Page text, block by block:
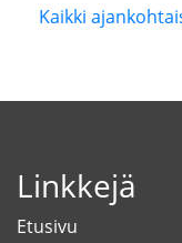
Kaikki
Linkkejä
Etusivu